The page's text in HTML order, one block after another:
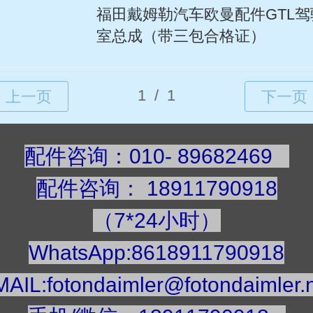
福田戴姆勒汽车欧曼配件GTL驾
室总成（带三包合格证）
配件咨询：010- 89682469
配件咨询 ： 18911790918
（7*24小时）
WhatsApp:8618911790918